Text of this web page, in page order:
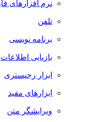
نرم افزارهای فارسی
تلفن
برنامه نویسی
بازیابی اطلاعات
ابزار رجیستری
ابزارهای مفید
ویرایشگر متن